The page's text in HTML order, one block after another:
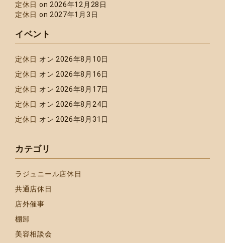
定休日 on 2026年12月28日
定休日 on 2027年1月3日
イベント
定休日 オン 2026年8月10日
定休日 オン 2026年8月16日
定休日 オン 2026年8月17日
定休日 オン 2026年8月24日
定休日 オン 2026年8月31日
カテゴリ
ラジュニール店休日
共通店休日
店外催事
棚卸
美容相談会